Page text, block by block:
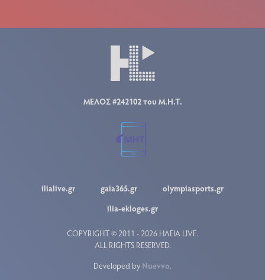
ΜΕΛΟΣ #242102 του Μ.Η.Τ.
ilialive.gr gaia365.gr
olympiasports.gr
ilia-ekloges.gr
COPYRIGHT © 2011 - 2026 ΗΛΕΙΑ LIVE.
ALL RIGHTS RESERVED.
Developed by Nuevvo.